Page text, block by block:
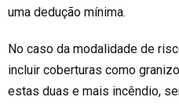
uma dedução mínima.
No caso da modalidade de
incluir coberturas como
estas duas e mais incêndio,